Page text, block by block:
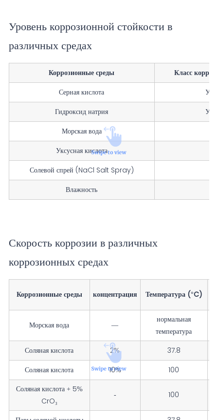
Уровень коррозионной стойкости в
различных средах
Коррозионные среды
Класс
Серная кислота
Гидроксид натрия
Морская вода
Уксусная кислота
Солевой спрей (NaCl Salt Spray)
Влажность
Скорость коррозии в различных
коррозионных средах
Коррозионные среды концентрация Температура (°C)
Морская вода —
нормальная
температура
Соляная кислота
2%
37.8
Соляная кислота
10%
100
Соляная кислота + 5%
CrO₃
- 100